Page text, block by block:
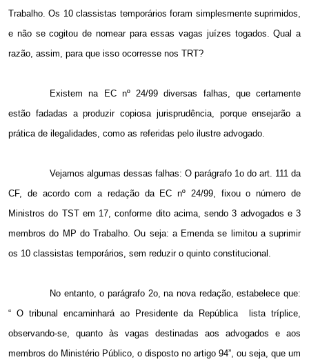
Trabalho. Os 10 classistas temporários foram simplesmente suprimidos,
e não se cogitou de nomear para essas vagas juízes togados. Qual a
razão, assim, para que isso ocorresse nos TRT?
Existem na EC nº 24/99 diversas falhas, que certamente
estão fadadas a produzir copiosa jurisprudência, porque ensejarão a
prática de ilegalidades, como as referidas pelo ilustre advogado.
Vejamos algumas dessas falhas: O parágrafo 1o do art. 111 da
CF, de acordo com a redação da EC nº 24/99, fixou o número de
Ministros do TST em 17, conforme dito acima, sendo 3 advogados e 3
membros do MP do Trabalho. Ou seja: a Emenda se limitou a suprimir
os 10 classistas temporários, sem reduzir o quinto constitucional.
No entanto, o parágrafo 2o, na nova redação, estabelece que:
“ O tribunal encaminhará ao Presidente da República
lista tríplice,
observando-se, quanto às vagas destinadas aos advogados e aos
membros do Ministério Público, o disposto no artigo 94”, ou seja, que um